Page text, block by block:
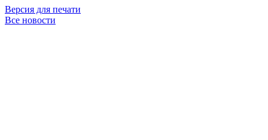
Версия для печати
Все новости